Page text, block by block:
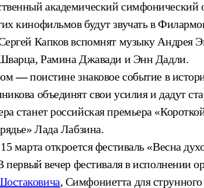
академический симфонический
кинофильмов будут звучать в
Капков вспомнят музыку Андрея
Рамина Джавади и Энн Дадли.
—поистине знаковое событие в
объединят свои усилия и дадут
станет российская премьера
Лада Лабзина.
марта откроется фестиваль «Весна
первый вечер фестиваля в исполнении
, Симфониетта для